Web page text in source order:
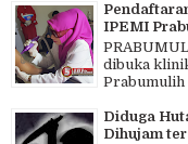
IPEMI
dibuka
Prabumulih
Diduga
Dihujam